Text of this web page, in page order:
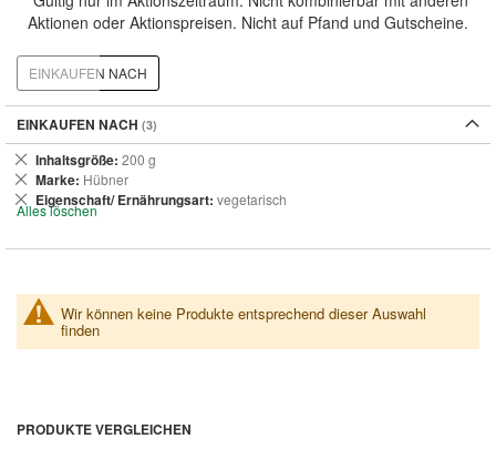
Aktionen oder Aktionspreisen. Nicht auf Pfand und Gutscheine.
Wir können keine Produkte entsprechend dieser Auswahl
finden
EINKAUFEN NACH
EINKAUFEN NACH
Inhaltsgröße 200 g
Dies
entfernen
Marke Hübner
Dies
entfernen
Eigenschaft/ Ernährungsart vegetarisch
Dies
entfernen
Alles löschen
PRODUKTE VERGLEICHEN